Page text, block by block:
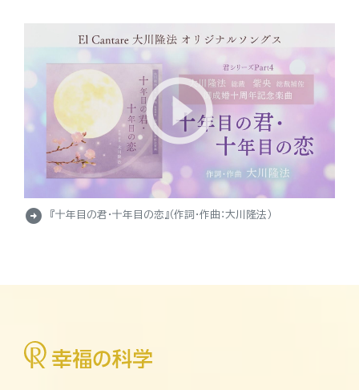
arrow_circle_right 『十年目の君・十年目の恋』（作詞・作曲：大川隆法）